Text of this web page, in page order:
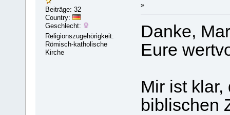
Beiträge: 32
Country:
Geschlecht:
Religionszugehörigkeit:
Römisch-katholische
Kirche
»
Danke,
Eure
Mir ist
biblischen